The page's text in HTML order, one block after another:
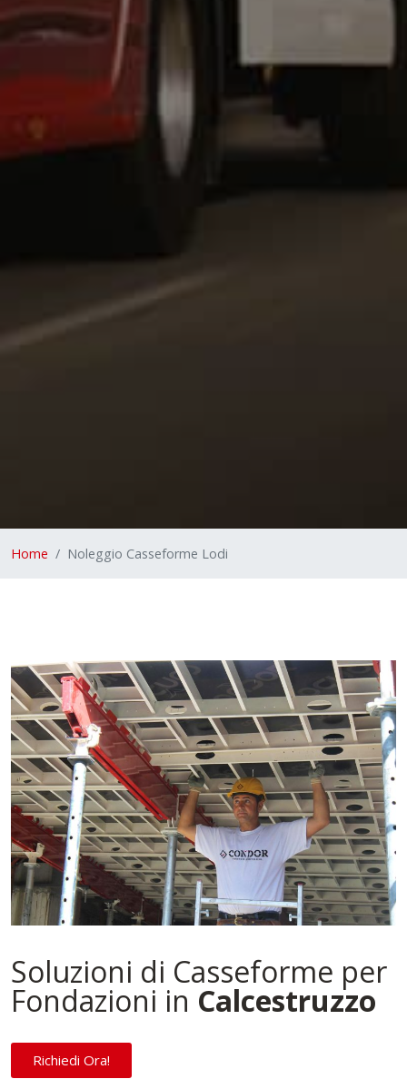
Home Noleggio Casseforme Lodi
Soluzioni di Casseforme per
Fondazioni in Calcestruzzo
Richiedi Ora!